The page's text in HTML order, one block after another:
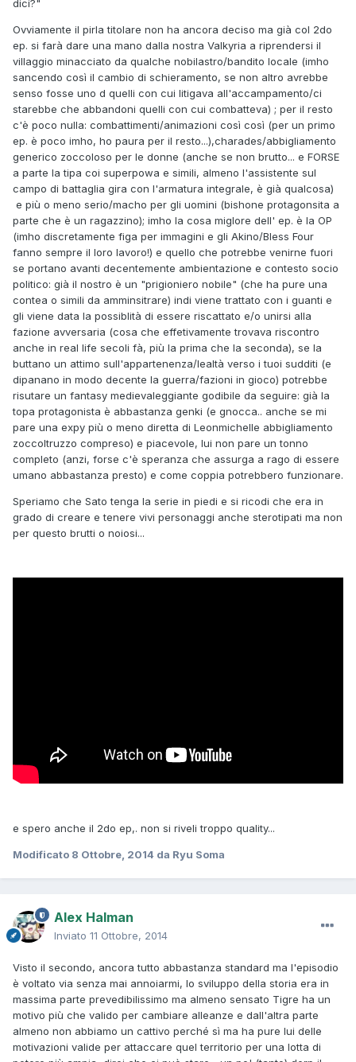
dici?"
Ovviamente il pirla titolare non ha ancora deciso ma già col 2do
ep. si farà dare una mano dalla nostra Valkyria a riprendersi il
villaggio minacciato da qualche nobilastro/bandito locale (imho
sancendo così il cambio di schieramento, se non altro avrebbe
senso fosse uno d quelli con cui litigava all'accampamento/ci
starebbe che abbandoni quelli con cui combatteva) ; per il resto
c'è poco nulla: combattimenti/animazioni così così (per un primo
ep. è poco imho, ho paura per il resto...),charades/abbigliamento
generico zoccoloso per le donne (anche se non brutto... e FORSE
a parte la tipa coi superpowa e simili, almeno l'assistente sul
campo di battaglia gira con l'armatura integrale, è già qualcosa)
e più o meno serio/macho per gli uomini (bishone protagonsita a
parte che è un ragazzino); imho la cosa miglore dell' ep. è la OP
(imho discretamente figa per immagini e gli Akino/Bless Four
fanno sempre il loro lavoro!) e quello che potrebbe venirne fuori
se portano avanti decentemente ambientazione e contesto socio
politico: già il nostro è un "prigioniero nobile" (che ha pure una
contea o simili da amminsitrare) indi viene trattato con i guanti e
gli viene data la possiblità di essere riscattato e/o unirsi alla
fazione avversaria (cosa che effetivamente trovava riscontro
anche in real life secoli fà, più la prima che la seconda), se la
buttano un attimo sull'appartenenza/lealtà verso i tuoi sudditi (e
dipanano in modo decente la guerra/fazioni in gioco) potrebbe
risutare un fantasy medievaleggiante godibile da seguire: già la
topa protagonista è abbastanza genki (e gnocca.. anche se mi
pare una expy più o meno diretta di Leonmichelle abbigliamento
zoccoltruzzo compreso) e piacevole, lui non pare un tonno
completo (anzi, forse c'è speranza che assurga a rago di essere
umano abbastanza presto) e come coppia potrebbero funzionare.
Speriamo che Sato tenga la serie in piedi e si ricodi che era in
grado di creare e tenere vivi personaggi anche sterotipati ma non
per questo brutti o noiosi...
e spero anche il 2do ep,. non si riveli troppo quality...
Modificato 8 Ottobre, 2014 da Ryu Soma
Alex Halman
Inviato 11 Ottobre, 2014
Visto il secondo, ancora tutto abbastanza standard ma l'episodio
è voltato via senza mai annoiarmi, lo sviluppo della storia era in
massima parte prevedibilissimo ma almeno sensato Tigre ha un
motivo più che valido per cambiare alleanze e dall'altra parte
almeno non abbiamo un cattivo perché sì ma ha pure lui delle
motivazioni valide per attaccare quel territorio per una lotta di